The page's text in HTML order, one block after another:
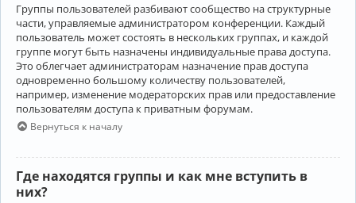
Группы пользователей разбивают сообщество на структурные
части, управляемые администратором конференции. Каждый
пользователь может состоять в нескольких группах, и каждой
группе могут быть назначены индивидуальные права доступа.
Это облегчает администраторам назначение прав доступа
одновременно большому количеству пользователей,
например, изменение модераторских прав или предоставление
пользователям доступа к приватным форумам.
Вернуться к началу
Где находятся группы и как мне вступить в
них?